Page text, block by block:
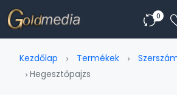
0
Kezdőlap Termékek
Hegesztőpajzs